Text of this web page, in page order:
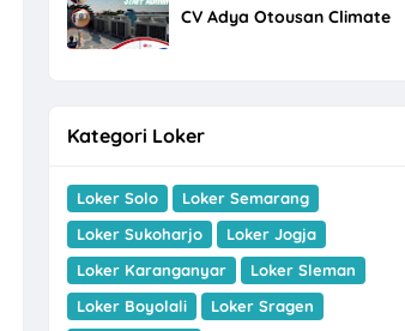
CV Adya Otousan Climate
Kategori Loker
Loker Solo
Loker Semarang
Loker Sukoharjo
Loker Jogja
Loker Karanganyar
Loker Sleman
Loker Boyolali
Loker Sragen